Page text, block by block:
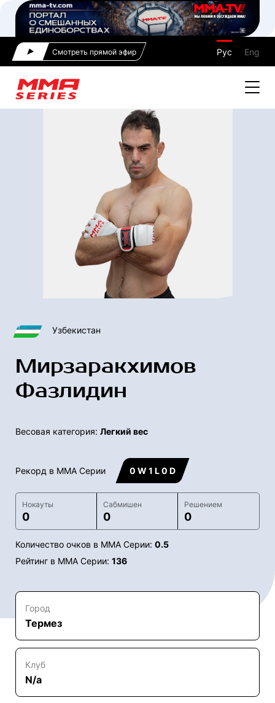
Смотреть прямой эфир Рус Eng
Узбекистан
Мирзаракхимов
Фазлидин
Весовая категория: Легкий вес
Рекорд в ММА Серии 0 W 1 L 0 D
Нокауты
0
Сабмишен
0
Решением
0
Количество очков в ММА Серии: 0.5
Рейтинг в ММА Серии: 136
Город
Термез
Клуб
N/a